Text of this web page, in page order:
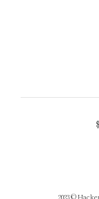
$
2023 ©